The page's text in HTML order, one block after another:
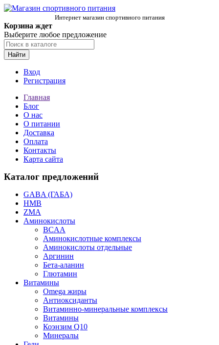
Интернет магазин спортивного питания
Корзина ждет
Выберите любое предложение
Найти
Вход
Регистрация
Главная
Блог
О нас
О питании
Доставка
Оплата
Контакты
Карта сайта
Каталог предложений
GABA (ГАБА)
HMB
ZMA
Аминокислоты
BCAA
Аминокислотные комплексы
Аминокислоты отдельные
Аргинин
Бета-аланин
Глютамин
Витамины
Omega жиры
Антиоксиданты
Витаминно-минеральные комплексы
Витамины
Коэнзим Q10
Минералы